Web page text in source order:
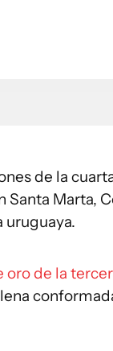
de la
Santa Marta,
uruguaya.
de la